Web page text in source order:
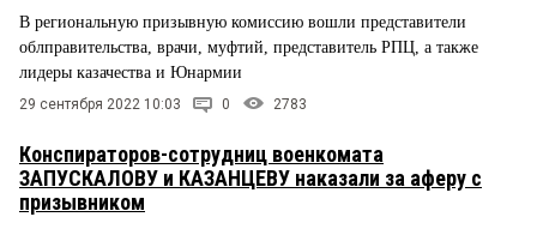
В региональную призывную комиссию вошли представители
облправительства, врачи, муфтий, представитель РПЦ, а также
лидеры казачества и Юнармии
29 сентября 2022 10:03 0 2783
Конспираторов-сотрудниц военкомата
ЗАПУСКАЛОВУ и КАЗАНЦЕВУ наказали за аферу с
призывником